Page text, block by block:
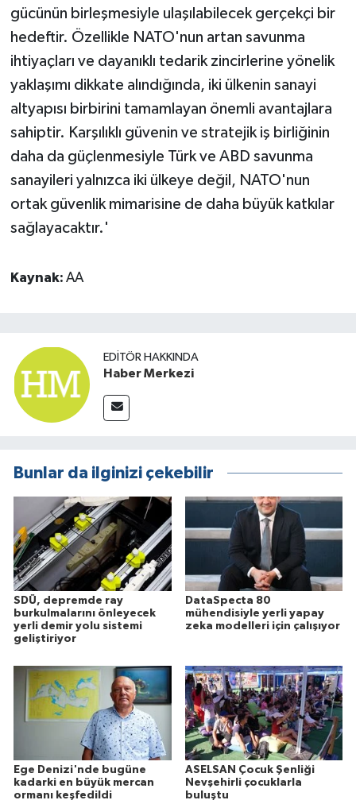
gücünün birleşmesiyle ulaşılabilecek gerçekçi bir
hedeftir. Özellikle NATO'nun artan savunma
ihtiyaçları ve dayanıklı tedarik zincirlerine yönelik
yaklaşımı dikkate alındığında, iki ülkenin sanayi
altyapısı birbirini tamamlayan önemli avantajlara
sahiptir. Karşılıklı güvenin ve stratejik iş birliğinin
daha da güçlenmesiyle Türk ve ABD savunma
sanayileri yalnızca iki ülkeye değil, NATO'nun
ortak güvenlik mimarisine de daha büyük katkılar
sağlayacaktır.'
Kaynak: AA
EDITÖR HAKKINDA
Haber Merkezi
Bunlar da ilginizi çekebilir
SDÜ, depremde ray
burkulmalarını önleyecek
yerli demir yolu sistemi
geliştiriyor
DataSpecta 80
mühendisiyle yerli yapay
zeka modelleri için çalışıyor
Ege Denizi'nde bugüne
kadarki en büyük mercan
ormanı keşfedildi
ASELSAN Çocuk Şenliği
Nevşehirli çocuklarla
buluştu